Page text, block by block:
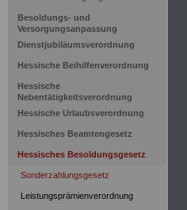
Besoldungs- und
Versorgungsanpassung
Dienstjubiläumsverordnung
Hessische Beihilfenverordnung
Hessische
Nebentätigkeitsverordnung
Hessische Urlaubsverordnung
Hessisches Beamtengesetz
Hessisches Besoldungsgesetz
Sonderzahlungsgesetz
Leistungsprämienverordnung